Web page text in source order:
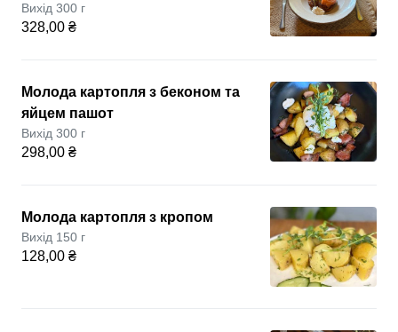
Вихід 300 г
328,00 ₴
Молода картопля з беконом та
яйцем пашот
Вихід 300 г
298,00 ₴
Молода картопля з кропом
Вихід 150 г
128,00 ₴